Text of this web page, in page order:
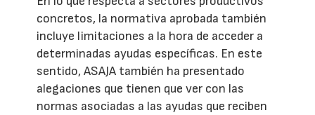
concretos, la normativa aprobada también
incluye limitaciones a la hora de acceder a
determinadas ayudas específicas. En este
sentido, ASAJA también ha presentado
alegaciones que tienen que ver con las
normas asociadas a las ayudas que reciben